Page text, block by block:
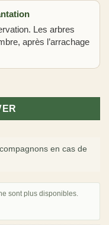
Les arbres
après l’arrachage
en cas de
sont plus disponibles.